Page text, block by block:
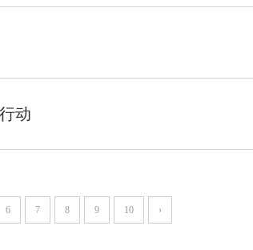
动
6 7 8 9 10 ›